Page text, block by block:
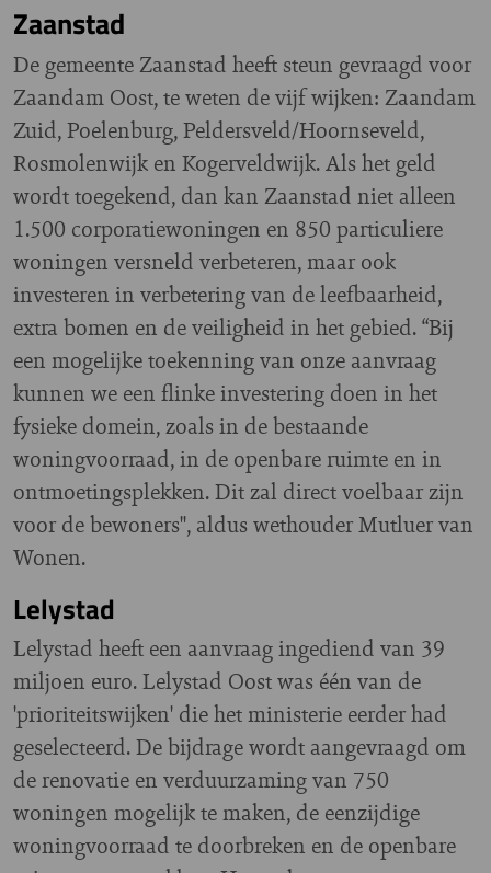
Zaanstad
De gemeente Zaanstad heeft steun gevraagd voor
Zaandam Oost, te weten de vijf wijken: Zaandam
Zuid, Poelenburg, Peldersveld/Hoornseveld,
Rosmolenwijk en Kogerveldwijk. Als het geld
wordt toegekend, dan kan Zaanstad niet alleen
1.500 corporatiewoningen en 850 particuliere
woningen versneld verbeteren, maar ook
investeren in verbetering van de leefbaarheid,
extra bomen en de veiligheid in het gebied. “Bij
een mogelijke toekenning van onze aanvraag
kunnen we een flinke investering doen in het
fysieke domein, zoals in de bestaande
woningvoorraad, in de openbare ruimte en in
ontmoetingsplekken. Dit zal direct voelbaar zijn
voor de bewoners", aldus wethouder Mutluer van
Wonen.
Lelystad
Lelystad heeft een aanvraag ingediend van 39
miljoen euro. Lelystad Oost was één van de
'prioriteitswijken' die het ministerie eerder had
geselecteerd. De bijdrage wordt aangevraagd om
derenovatie en verduurzaming van 750
woningen mogelijk te maken, de eenzijdige
woningvoorraad te doorbreken en de openbare